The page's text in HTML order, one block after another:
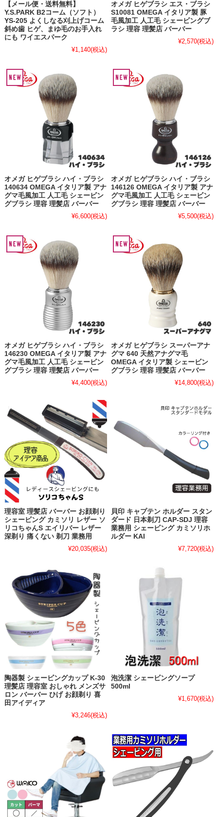
【メール便・送料無料】
Y.S.PARK B2コーム（ソフト）
YS-205 よくしなる刈上げコーム
斜め歯 ヒゲ、まゆ毛のお手入れ
にも ワイエスパーク
¥1,140(税込)
オメガ ヒゲブラシ エス・ブラシ
S10081 OMEGA イタリア製 豚
毛風加工 人工毛 シェービングブ
ラシ 理容 理髪店 バーバー
¥2,570(税込)
オメガ ヒゲブラシ ハイ・ブラシ
140634 OMEGA イタリア製 アナ
グマ毛風加工 人工毛 シェービン
グブラシ 理容 理髪店 バーバー
¥6,600(税込)
オメガ ヒゲブラシ ハイ・ブラシ
146126 OMEGA イタリア製 アナ
グマ毛風加工 人工毛 シェービン
グブラシ 理容 理髪店 バーバー
¥5,500(税込)
オメガ ヒゲブラシ ハイ・ブラシ
146230 OMEGA イタリア製 アナ
グマ毛風加工 人工毛 シェービン
グブラシ 理容 理髪店 バーバー
¥4,400(税込)
オメガ ヒゲブラシ スーパーアナ
グマ 640 天然アナグマ毛
OMEGA イタリア製 シェービン
グブラシ 理容 理髪店 バーバー
¥14,800(税込)
理容室 理髪店 バーバー お顔剃り
シェービング カミソリ レザー ソ
リコちゃんS エイリバー レザー
深剃り 痛くない 剃刀 業務用
¥20,035(税込)
貝印 キャプテン ホルダー スタン
ダード 日本剃刀 CAP-SDJ 理容
業務用 シェービング カミソリホ
ルダー KAI
¥7,720(税込)
陶器製 シェービングカップ K-30
理髪店 理容室 おしゃれ メンズサ
ロン バーバー ひげ お顔剃り 喜
田アイディア
¥3,246(税込)
泡洗潔 シェービングソープ
500ml
¥1,670(税込)